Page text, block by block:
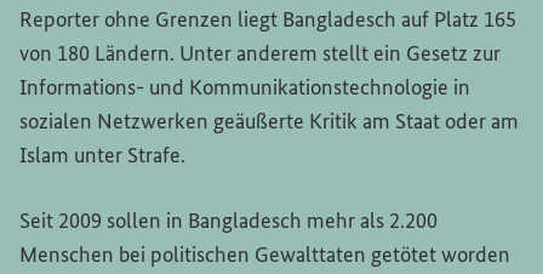
Reporter ohne Grenzen liegt Bangladesch auf Platz 165
von 180 Ländern. Unter anderem stellt ein Gesetz zur
Informations- und Kommunikationstechnologie in
sozialen Netzwerken geäußerte Kritik am Staat oder am
Islam unter Strafe.
Seit 2009 sollen in Bangladesch mehr als 2.200
Menschen bei politischen Gewalttaten getötet worden